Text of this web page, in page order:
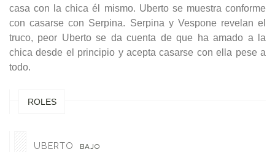
casa con la chica él mismo. Uberto se muestra conforme
con casarse con Serpina. Serpina y Vespone revelan el
truco, peor Uberto se da cuenta de que ha amado a la
chica desde el principio y acepta casarse con ella pese a
todo.
ROLES
UBERTO BAJO